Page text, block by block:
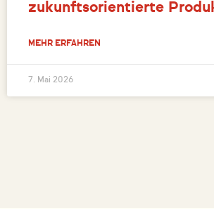
zukunftsorientierte
MEHR ERFAHREN
7. Mai 2026